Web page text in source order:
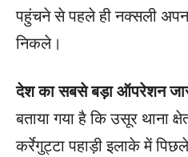
पहुंचने से पहले ही नक्सली
निकले।
देश का सबसे बड़ा ऑपरेशन
बताया गया है कि उसूर थाना
कर्रेगुट्टा पहाड़ी इलाके में